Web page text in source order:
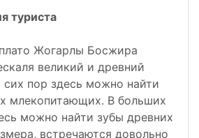
туриста
Жогарлы Босжира
великий и древний
сих пор здесь можно найти
млекопитающих. В больших
можно найти зубы древних
встречаются довольно